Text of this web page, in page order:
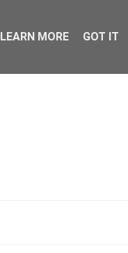
LEARN MORE GOT IT